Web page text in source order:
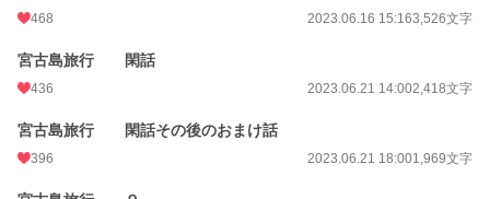
468 2023.06.16 15:163,526文字
宮古島旅行 閑話
436 2023.06.21 14:002,418文字
宮古島旅行 閑話その後のおまけ話
396 2023.06.21 18:001,969文字